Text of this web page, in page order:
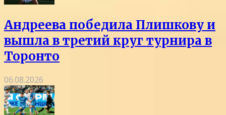
Андреева победила Плишкову и
вышла в третий круг турнира в
Торонто
06.08.2026